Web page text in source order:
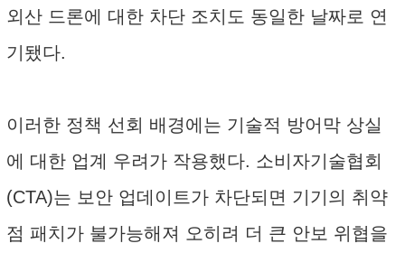
외산 드론에 대한 차단 조치도 동일한 날짜로 연
기됐다.
이러한 정책 선회 배경에는 기술적 방어막 상실
에 대한 업계 우려가 작용했다. 소비자기술협회
(CTA)는 보안 업데이트가 차단되면 기기의 취약
점 패치가 불가능해져 오히려 더 큰 안보 위협을